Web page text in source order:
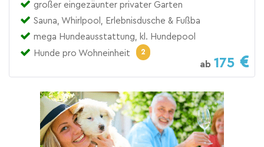
großer eingezäunter privater Garten
Sauna, Whirlpool, Erlebnisdusche & Fußba
mega Hundeausstattung, kl. Hundepool
Hunde pro Wohneinheit
2
ab 175